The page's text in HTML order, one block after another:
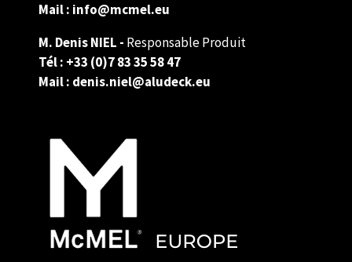
Mail : info@mcmel.eu
M. Denis NIEL - Responsable Produit
Tél : +33 (0)7 83 35 58 47
Mail : denis.niel@aludeck.eu